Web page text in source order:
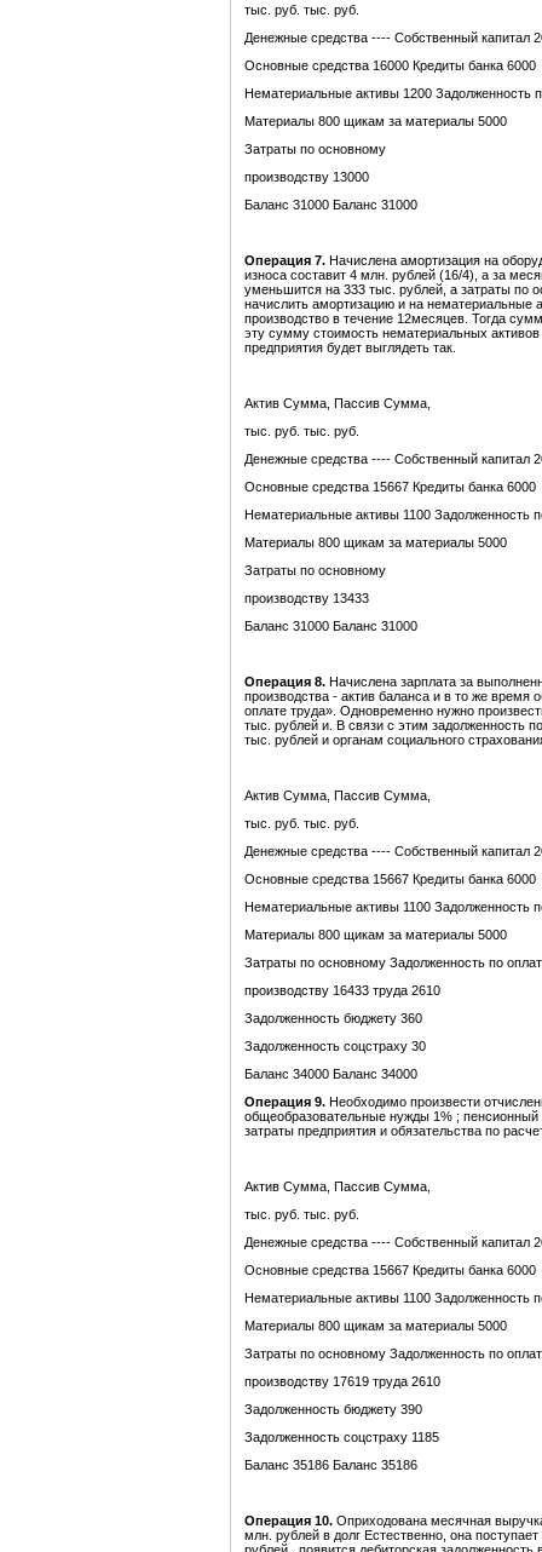
тыс. руб. тыс. руб.
Денежные средства ---- Собственный капитал
Основные средства 16000 Кредиты банка 6000
Нематериальные активы 1200 Задолженность
Материалы 800 щикам за материалы 5000
Затраты по основному
производству 13000
Баланс 31000 Баланс 31000
Операция 7. Начислена амортизация на
износа составит 4 млн. рублей (16/4), а за
уменьшится на 333 тыс. рублей, а затраты по
начислить амортизацию и на нематериальные
производство в течение 12месяцев. Тогда
эту сумму стоимость нематериальных
предприятия будет выглядеть так.
Актив Сумма, Пассив Сумма,
тыс. руб. тыс. руб.
Денежные средства ---- Собственный капитал
Основные средства 15667 Кредиты банка 6000
Нематериальные активы 1100 Задолженность
Материалы 800 щикам за материалы 5000
Затраты по основному
производству 13433
Баланс 31000 Баланс 31000
Операция 8. Начислена зарплата за
производства - актив баланса и в то же время
оплате труда». Одновременно нужно
тыс. рублей и. В связи с этим задолженность
тыс. рублей и органам социального
Актив Сумма, Пассив Сумма,
тыс. руб. тыс. руб.
Денежные средства ---- Собственный капитал
Основные средства 15667 Кредиты банка 6000
Нематериальные активы 1100 Задолженность
Материалы 800 щикам за материалы 5000
Затраты по основному Задолженность по
производству 16433 труда 2610
Задолженность бюджету 360
Задолженность соцстраху 30
Баланс 34000 Баланс 34000
Операция 9. Необходимо произвести
общеобразовательные нужды 1% ; пенсионный
затраты предприятия и обязательства по
Актив Сумма, Пассив Сумма,
тыс. руб. тыс. руб.
Денежные средства ---- Собственный капитал
Основные средства 15667 Кредиты банка 6000
Нематериальные активы 1100 Задолженность
Материалы 800 щикам за материалы 5000
Затраты по основному Задолженность по
производству 17619 труда 2610
Задолженность бюджету 390
Задолженность соцстраху 1185
Баланс 35186 Баланс 35186
Операция 10. Оприходована месячная
млн. рублей в долг Естественно, она